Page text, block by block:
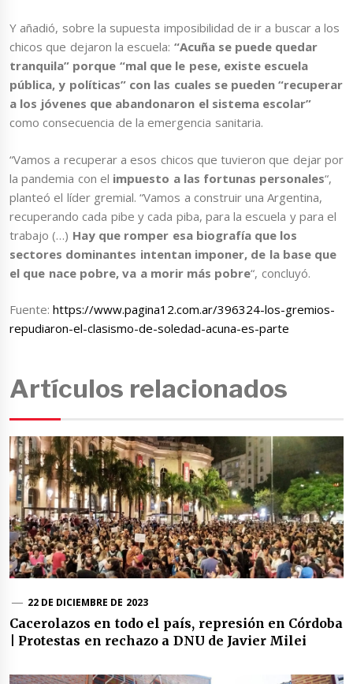
Y añadió, sobre la supuesta imposibilidad de ir a buscar a los
chicos que dejaron la escuela: “Acuña se puede quedar
tranquila” porque “mal que le pese, existe escuela
pública, y políticas” con las cuales se pueden “recuperar
a los jóvenes que abandonaron el sistema escolar”
como consecuencia de la emergencia sanitaria.
“Vamos a recuperar a esos chicos que tuvieron que dejar por
la pandemia con el impuesto a las fortunas personales“,
planteó el líder gremial. “Vamos a construir una Argentina,
recuperando cada pibe y cada piba, para la escuela y para el
trabajo (…) Hay que romper esa biografía que los
sectores dominantes intentan imponer, de la base que
el que nace pobre, va a morir más pobre“, concluyó.
Fuente:https://www.pagina12.com.ar/396324-los-gremios-
repudiaron-el-clasismo-de-soledad-acuna-es-parte
Artículos relacionados
22 DE DICIEMBRE DE 2023
Cacerolazos en todo el país, represión en Córdoba
| Protestas en rechazo a DNU de Javier Milei